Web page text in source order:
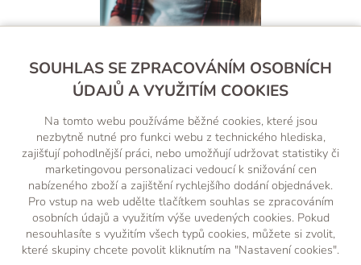
Filip Štěpnička
+420 607 238 260
(Po-Pá, 8-18 hod.)
obchod@wood-factory.cz
SOUHLAS SE ZPRACOVÁNÍM OSOBNÍCH
ÚDAJŮ A VYUŽITÍM COOKIES
Na tomto webu používáme běžné cookies, které jsou
nezbytně nutné pro funkci webu z technického hlediska,
zajišťují pohodlnější práci, nebo umožňují udržovat statistiky či
marketingovou personalizaci vedoucí k snižování cen
nabízeného zboží a zajištění rychlejšího dodání objednávek.
Pro vstup na web udělte tlačítkem souhlas se zpracováním
osobních údajů a využitím výše uvedených cookies. Pokud
nesouhlasíte s využitím všech typů cookies, můžete si zvolit,
které skupiny chcete povolit kliknutím na "Nastavení cookies".